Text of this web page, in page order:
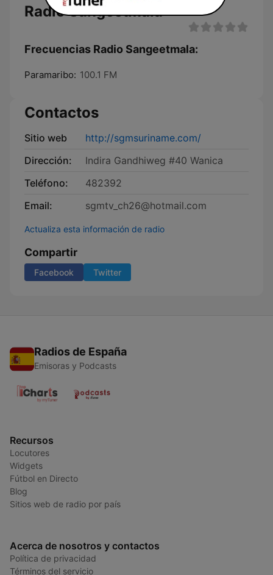
Radio Sangeetmala
Frecuencias Radio Sangeetmala:
Paramaribo: 100.1 FM
Contactos
Sitio web
http://sgmsuriname.com/
Dirección:
Indira Gandhiweg #40 Wanica
Teléfono:
482392
Email:
sgmtv_ch26@hotmail.com
Actualiza esta información de radio
Compartir
Facebook Twitter
Radios de España
Emisoras y Podcasts
Recursos
Locutores
Widgets
Fútbol en Directo
Blog
Sitios web de radio por país
Acerca de nosotros y contactos
Política de privacidad
Términos del servicio